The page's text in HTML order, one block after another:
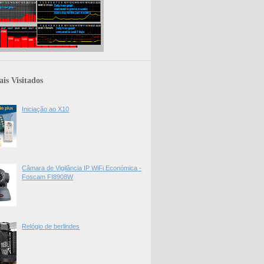
Visitados
Iniciação ao X10
Câmara de Vigilância IP WiFi Económica -
Foscam FI8908W
Relógio de berlindes